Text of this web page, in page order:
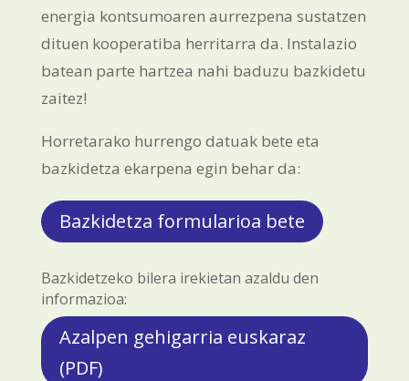
energia kontsumoaren aurrezpena sustatzen
dituen kooperatiba herritarra da. Instalazio
batean parte hartzea nahi baduzu bazkidetu
zaitez!
Horretarako hurrengo datuak bete eta
bazkidetza ekarpena egin behar da:
Bazkidetza formularioa bete
Bazkidetzeko bilera irekietan azaldu den
informazioa:
Azalpen gehigarria euskaraz
(PDF)